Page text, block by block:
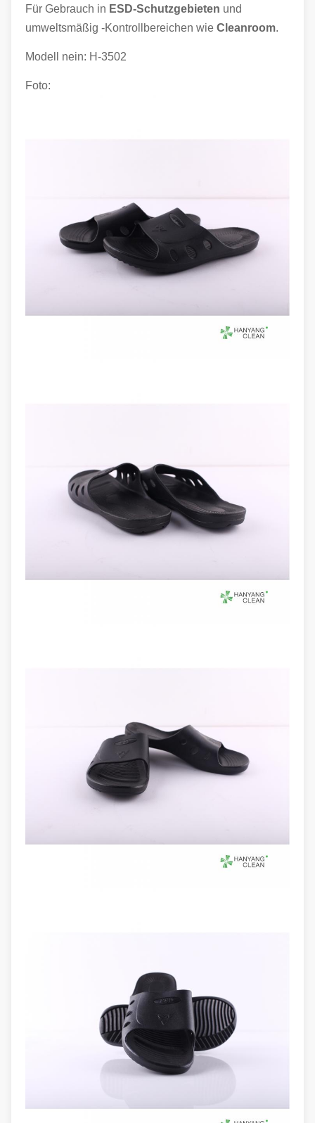
Für Gebrauch in ESD-Schutzgebieten und
umweltsmäßig -Kontrollbereichen wie Cleanroom.
Modell nein: H-3502
Foto: